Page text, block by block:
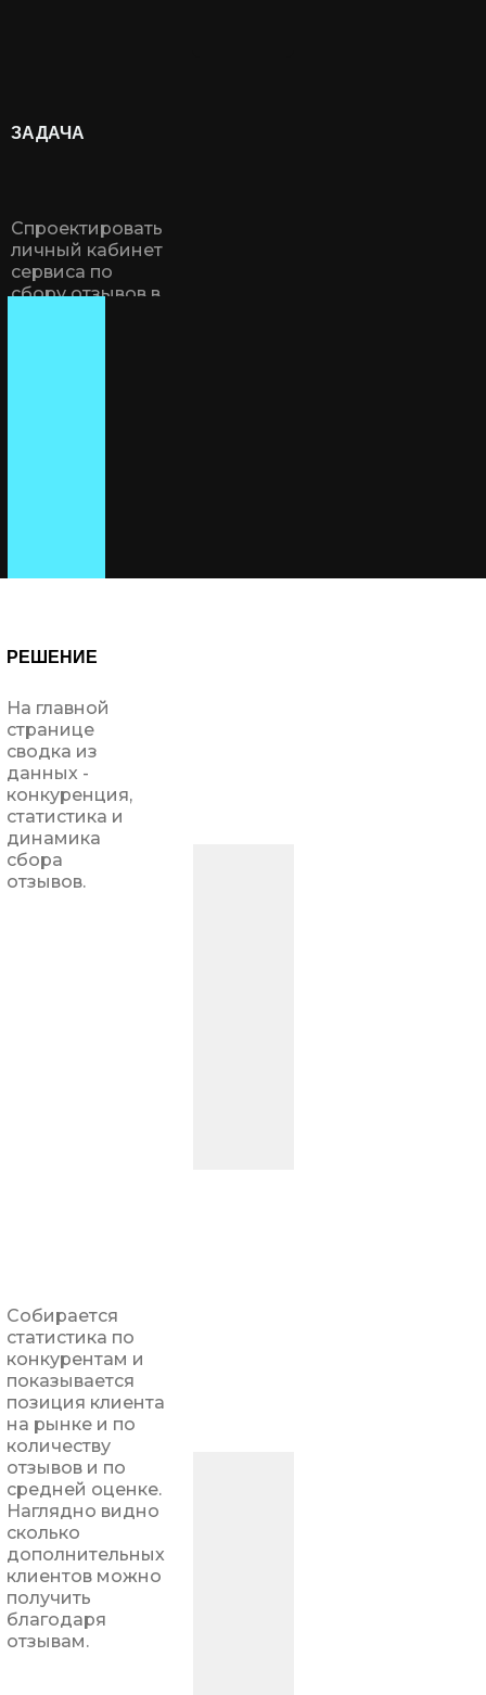
Спроектировать
личный кабинет
сервиса по
сбору отзывов в
ЗАДАЧА
На главной
странице
сводка из
данных -
конкуренция,
статистика и
динамика
сбора
отзывов.
РЕШЕНИЕ
Собирается
статистика по
конкурентам и
показывается
позиция клиента
на рынке и по
количеству
отзывов и по
средней оценке.
Наглядно видно
сколько
дополнительных
клиентов можно
получить
благодаря
отзывам.